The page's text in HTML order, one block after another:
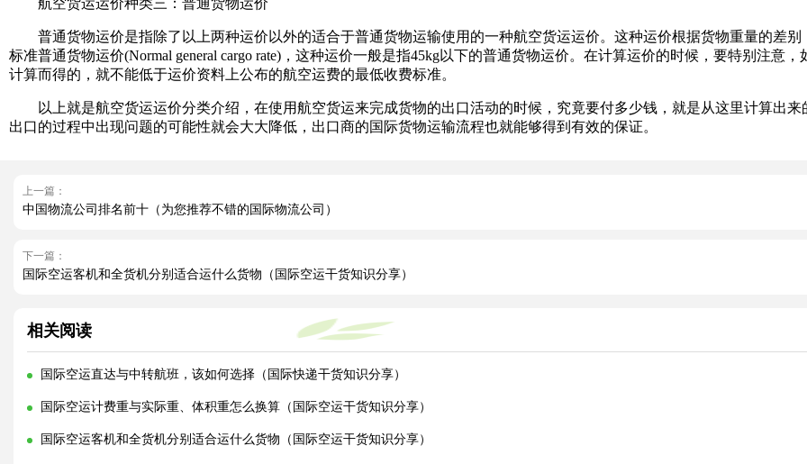
航空货运运价种类三：普通货物运价
普通货物运价是指除了以上两种运价以外的适合于普通货物运输使用的一种航空货运运价。这种运价根据货物重量的差别
标准普通货物运价(Normal general cargo rate)，这种运价一般是指45kg以下的普通货物运价。在计算运价的时候，要特别注意
计算而得的，就不能低于运价资料上公布的航空运费的最低收费标准。
以上就是航空货运运价分类介绍，在使用航空货运来完成货物的出口活动的时候，究竟要付多少钱，就是从这里计算出来
出口的过程中出现问题的可能性就会大大降低，出口商的国际货物运输流程也就能够得到有效的保证。
上一篇：
中国物流公司排名前十（为您推荐不错的国际物流公司）
下一篇：
国际空运客机和全货机分别适合运什么货物（国际空运干货知识分享）
相关阅读
国际空运直达与中转航班，该如何选择（国际快递干货知识分享）
国际空运计费重与实际重、体积重怎么换算（国际空运干货知识分享）
国际空运客机和全货机分别适合运什么货物（国际空运干货知识分享）